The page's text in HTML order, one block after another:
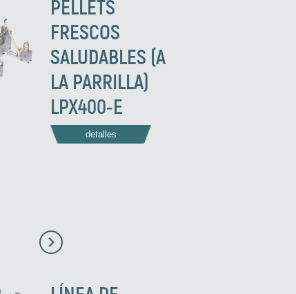
PELLETS
FRESCOS
SALUDABLES (A
LA PARRILLA)
LPX400-E
detalles